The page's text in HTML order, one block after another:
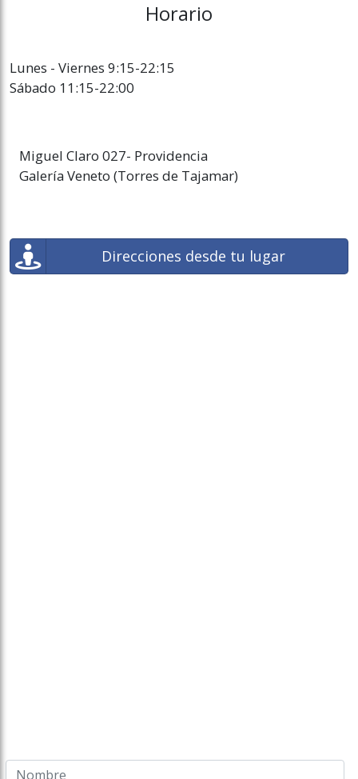
Horario
Lunes - Viernes 9:15-22:15
Sábado 11:15-22:00
Miguel Claro 027- Providencia
Galería Veneto (Torres de Tajamar)
Direcciones desde tu lugar